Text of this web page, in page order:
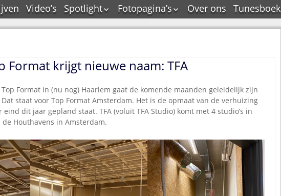
Video’s
Spotlight
De Tourflitsjingle –
tags
Dallas jingle city
De Tourtune
Ferry Maat 65
Ferry Maat interview
Jingle NIEUW
Omroepbanden
Stoomfluit Klaas
Vaak
Fotopagina’s
JAM in pictures
Pepper & Tanner in
Top Format in
pictures
Dik Voormekaar in
Over ons Tunesboek
Format krijgt nieuwe naam: TFA
Format in (nu nog) Haarlem gaat de komende maanden geleidelijk zijn
staat voor Top Format Amsterdam. Het is de opmaat van de verhuizing
dit jaar gepland staat. TFA (voluit TFA Studio) komt met 4 studio’s in
Houthavens in Amsterdam.